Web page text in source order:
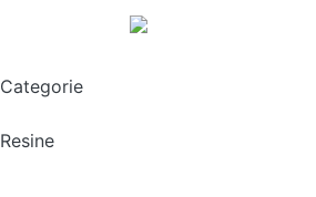
Categorie
Resine